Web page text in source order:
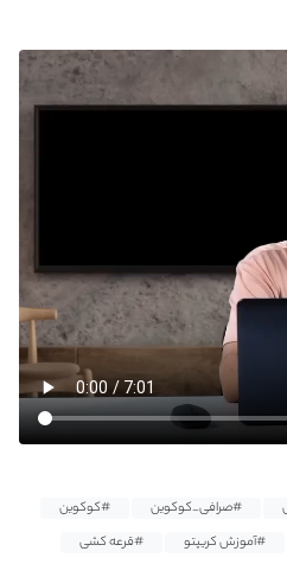
#صرافی_کوکوین
#کوکوین
#آموزش کریپتو #قرعه کشی